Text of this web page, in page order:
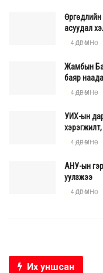
асуудал
4 ӨДӨР ӨМНӨ
Жамбын
баяр
4 ӨДӨР ӨМНӨ
УИХ-ын
4 ӨДӨР ӨМНӨ
АНУ-ын
уулзжээ
4 ӨДӨР ӨМНӨ
Их уншсан